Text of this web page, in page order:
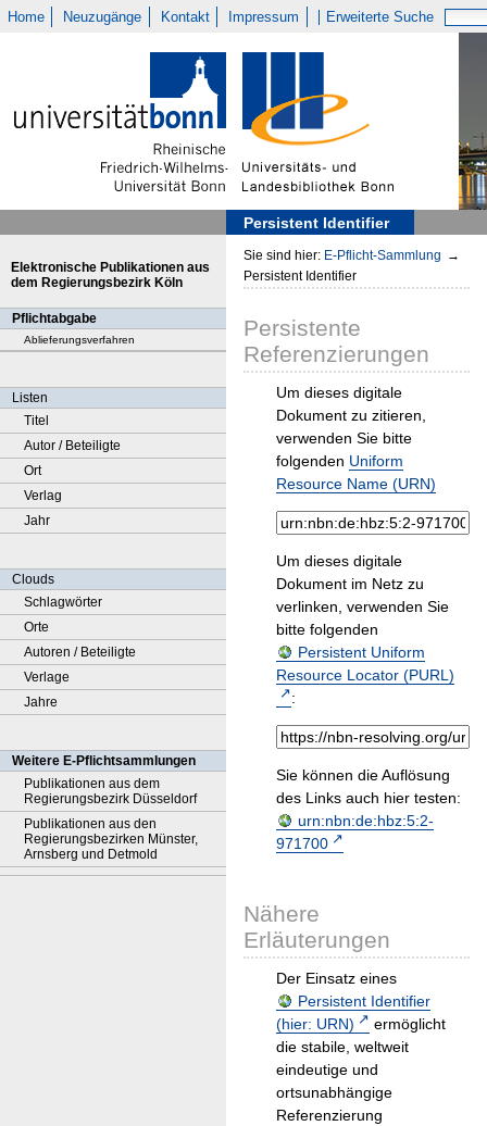
Home Neuzugänge Kontakt Impressum Erweiterte Suche
Persistent Identifier
Elektronische Publikationen aus
dem Regierungsbezirk Köln
Pflichtabgabe
Ablieferungsverfahren
Listen
Titel
Autor / Beteiligte
Ort
Verlag
Jahr
Clouds
Schlagwörter
Orte
Autoren / Beteiligte
Verlage
Jahre
Weitere E-Pflichtsammlungen
Publikationen aus dem
Regierungsbezirk Düsseldorf
Publikationen aus den
Regierungsbezirken Münster,
Arnsberg und Detmold
Sie sind hier: E-Pflicht-Sammlung →
Persistent Identifier
Persistente
Referenzierungen
Um dieses digitale
Dokument zu zitieren,
verwenden Sie bitte
folgenden Uniform
Resource Name (URN)
Um dieses digitale
Dokument im Netz zu
verlinken, verwenden Sie
bitte folgenden
Persistent Uniform
Resource Locator (PURL)
:
Sie können die Auflösung
des Links auch hier testen:
urn:nbn:de:hbz:5:2-
971700
Nähere
Erläuterungen
Der Einsatz eines
Persistent Identifier
(hier: URN)
ermöglicht
die stabile, weltweit
eindeutige und
ortsunabhängige
Referenzierung